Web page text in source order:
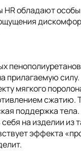
HR обладают
прилагаемую
мягкого
сжатию.
поддержка
на изделии из
эффекта